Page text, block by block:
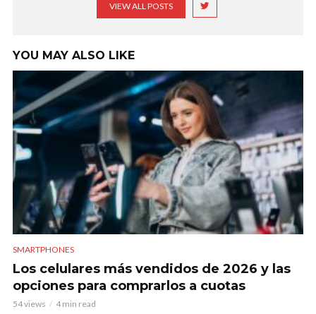
VIEW ALL POSTS
YOU MAY ALSO LIKE
SMARTPHONES
Los celulares más vendidos de 2026 y las
opciones para comprarlos a cuotas
54 views 4 min read